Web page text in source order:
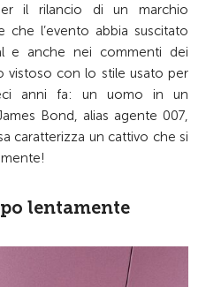
il rilancio di un marchio
che l’evento abbia suscitato
e anche nei commenti dei
vistoso con lo stile usato per
anni fa: un uomo in un
Bond, alias agente 007,
caratterizza un cattivo che si
lentamente